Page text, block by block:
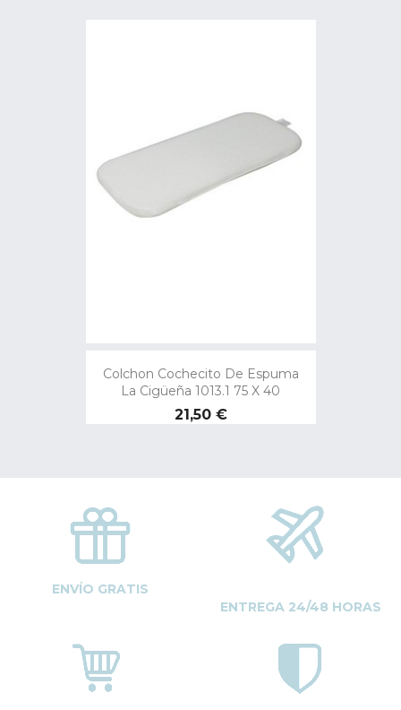
Colchon Cochecito De Espuma
La Cigüeña 1013.1 75 X 40
Precio
21,50 €
ENVÍO GRATIS
ENTREGA 24/48 HORAS